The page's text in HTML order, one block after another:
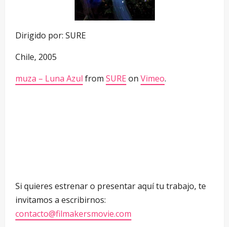
Dirigido por: SURE
Chile, 2005
muza – Luna Azul from SURE on Vimeo.
Si quieres estrenar o presentar aquí tu trabajo, te
invitamos a escribirnos:
contacto@filmakersmovie.com